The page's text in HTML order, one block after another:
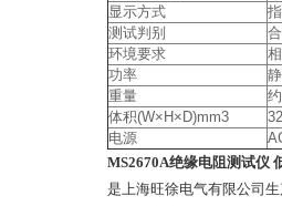
显示方式
测试判别
环境要求
功率
重量
体积(W×H×D)mm3
电源
MS2670A绝缘电阻测试仪
是上海旺徐电气有限公司